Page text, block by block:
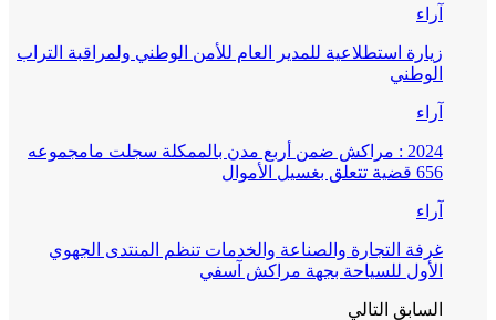
آراء
زيارة استطلاعية للمدير العام للأمن الوطني ولمراقبة التراب
الوطني
آراء
2024 : مراكش ضمن أربع مدن بالممكلة سجلت مامجموعه
656 قضية تتعلق بغسيل الأموال
آراء
غرفة التجارة والصناعة والخدمات تنظم المنتدى الجهوي
الأول للسياحة بجهة مراكش آسفي
السابق التالي